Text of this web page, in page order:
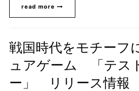
read more
戦国時代をモチーフ
ュアゲーム 「テス
ー」 リリース情報